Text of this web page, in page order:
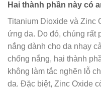
Hai thành phần này có
Titanium Dioxide và Zinc
ứng da. Do đó, chúng rất
nắng dành cho da nhạy
chống nắng, hai thành
không làm tắc nghẽn lỗ
da. Đặc biệt, Zinc Oxide